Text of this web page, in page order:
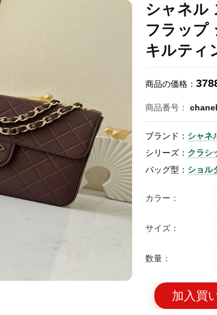
シャネル
フラップ
キルティ
商品の価格：
商品番号：
ブランド： シャネ
シリーズ： クラシ
バッグ型： ショル
カラー：
サイズ：
数量：
加入買